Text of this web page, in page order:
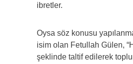
ibretler.
Oysa söz konusu
isim olan Fetullah Gülen,
şeklinde taltif edilerek